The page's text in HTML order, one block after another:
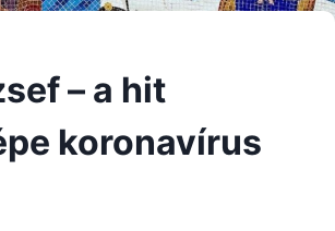
– a hit
koronavírus